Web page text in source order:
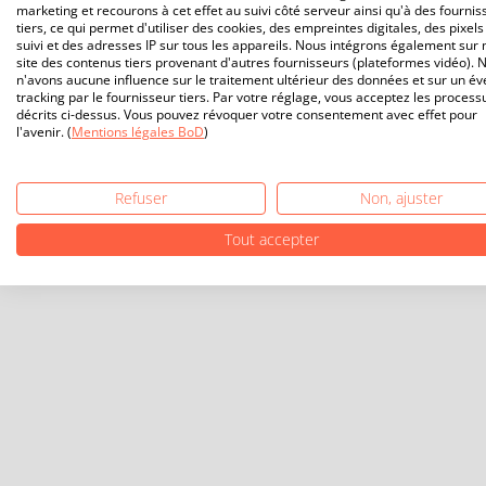
marketing et recourons à cet effet au suivi côté serveur ainsi qu'à des
tiers, ce qui permet d'utiliser des cookies, des empreintes digitales, des
suivi et des adresses IP sur tous les appareils. Nous intégrons également sur
site des contenus tiers provenant d'autres fournisseurs (plateformes vidéo).
n'avons aucune influence sur le traitement ultérieur des données et sur un
tracking par le fournisseur tiers. Par votre réglage, vous acceptez les
décrits ci-dessus. Vous pouvez révoquer votre consentement avec effet pour
l'avenir. (Mentions légales BoD)
Refuser
Non, ajuster
Tout accepter